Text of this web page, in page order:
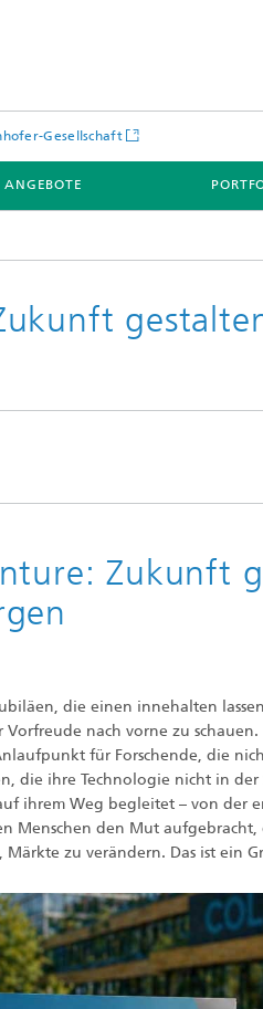
Gesellschaft
ANGEBOTE
Zukunft
die einen innehalten
nach vorne zu schauen.
für Forschende, die
die ihre Technologie nicht in
ihrem Weg begleitet – von der
Menschen den Mut
zu verändern. Das ist ein